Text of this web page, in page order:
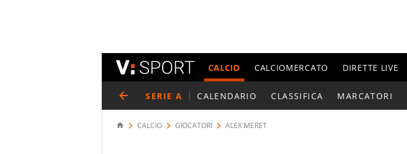
CALCIO CALCIOMERCATO DIRETTE LIVE
SERIE A CALENDARIO CLASSIFICA MARCATORI
CALCIO GIOCATORI ALEX MERET